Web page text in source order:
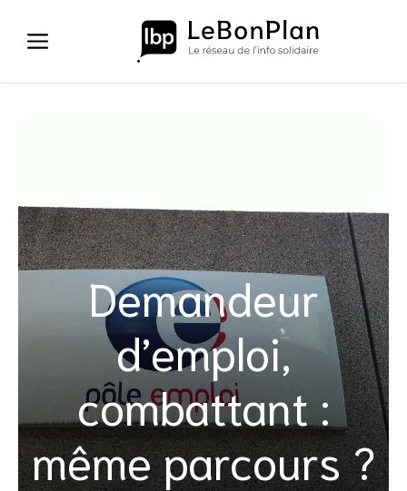
contenu
Demandeur
d’emploi,
combattant :
même parcours ?